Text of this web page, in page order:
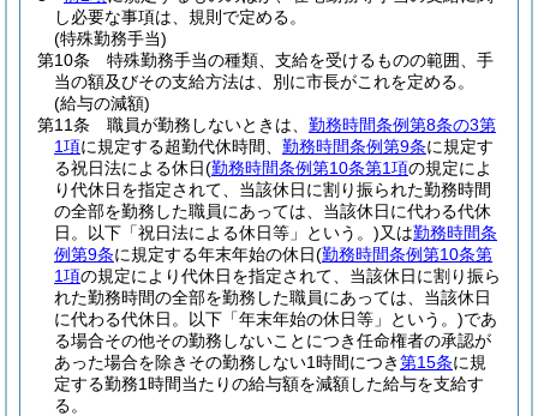
し必要な事項は、規則で定める。
(特殊勤務手当)
第10条
特殊勤務手当の種類、支給を受けるものの範囲、手
当の額及びその支給方法は、別に市長がこれを定める。
(給与の減額)
第11条
職員が勤務しないときは、 勤務時間条例第8条の3第
1項に規定する超勤代休時間、 勤務時間条例第9条に規定す
る祝日法による休日(勤務時間条例第10条第1項の規定によ
り代休日を指定されて、当該休日に割り振られた勤務時間
の全部を勤務した職員にあっては、当該休日に代わる代休
日。以下「祝日法による休日等」という。)又は勤務時間条
例第9条に規定する年末年始の休日(勤務時間条例第10条第
1項の規定により代休日を指定されて、当該休日に割り振ら
れた勤務時間の全部を勤務した職員にあっては、当該休日
に代わる代休日。以下「年末年始の休日等」という。)であ
る場合その他その勤務しないことにつき任命権者の承認が
あった場合を除きその勤務しない1時間につき第15条に規
定する勤務1時間当たりの給与額を減額した給与を支給す
る。